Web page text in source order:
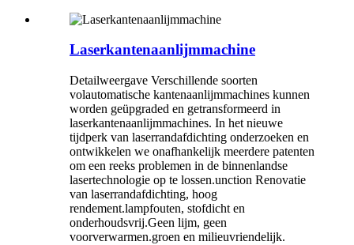
Laserkantenaanlijmmachine
Detailweergave Verschillende soorten
volautomatische kantenaanlijmmachines kunnen
worden geüpgraded en getransformeerd in
laserkantenaanlijmmachines. In het nieuwe
tijdperk van laserrandafdichting onderzoeken en
ontwikkelen we onafhankelijk meerdere patenten
om een ​​reeks problemen in de binnenlandse
lasertechnologie op te lossen.unction Renovatie
van laserrandafdichting, hoog
rendement.lampfouten, stofdicht en
onderhoudsvrij.Geen lijm, geen
voorverwarmen.groen en milieuvriendelijk.